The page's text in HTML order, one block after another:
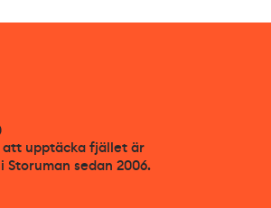
upptäcka fjället är
Storuman sedan 2006.